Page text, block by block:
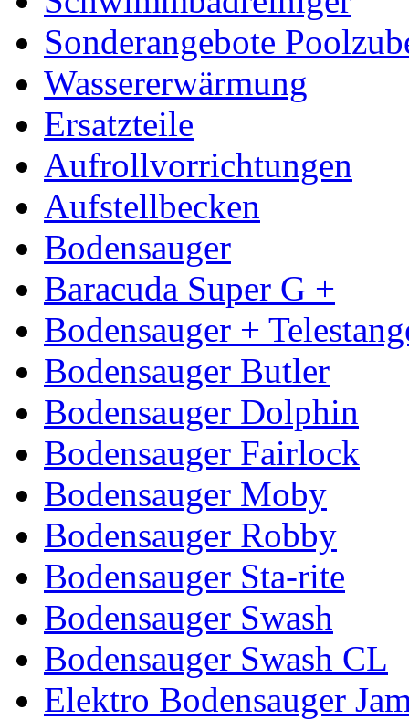
Sonderangebote
Wassererwärmung
Ersatzteile
Aufrollvorrichtungen
Aufstellbecken
Bodensauger
Baracuda Super G +
Bodensauger +
Bodensauger Butler
Bodensauger Dolphin
Bodensauger Fairlock
Bodensauger Moby
Bodensauger Robby
Bodensauger Sta-rite
Bodensauger Swash
Bodensauger Swash CL
Elektro Bodensauger